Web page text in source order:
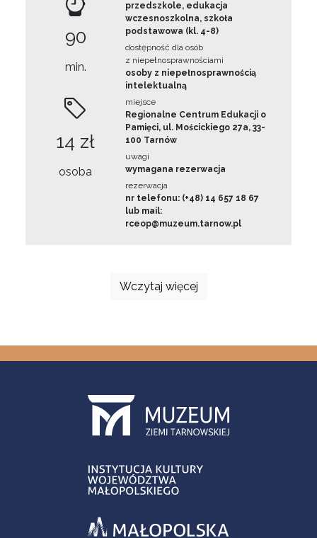
90
min.
14 zł
osoba
przedszkole, edukacja
wczesnoszkolna, szkoła
podstawowa (kl. 4-8)
dostępność dla osób
z niepełnosprawnościami
osoby z niepełnosprawnością
intelektualną
miejsce
Regionalne Centrum Edukacji o
Pamięci, ul. Mościckiego 27a, 33-
100 Tarnów
uwagi
wymagana rezerwacja
rezerwacja
nr telefonu: (+48) 14 657 18 67
lub mail:
rceop@muzeum.tarnow.pl
Wczytaj więcej